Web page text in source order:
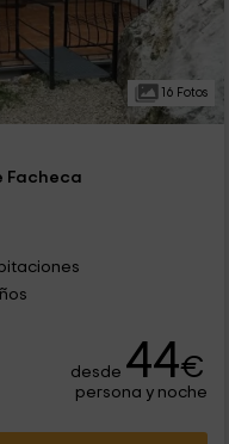
16 Fotos
Facheca
desde 44€
persona y noche